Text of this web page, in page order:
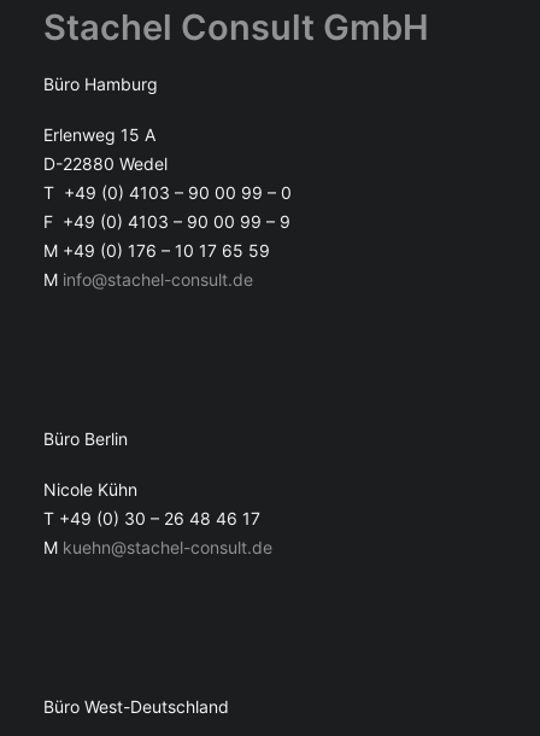
Stachel Consult GmbH
Büro Hamburg
Erlenweg 15 A
D-22880 Wedel
T +49 (0) 4103 – 90 00 99 – 0
F +49 (0) 4103 – 90 00 99 – 9
M +49 (0) 176 – 10 17 65 59
M info@stachel-consult.de
Büro Berlin
Nicole Kühn
T +49 (0) 30 – 26 48 46 17
M kuehn@stachel-consult.de
Büro West-Deutschland